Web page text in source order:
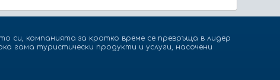
си, компанията за кратко време се превръща в лидер
гама туристически продукти и услуги, насочени